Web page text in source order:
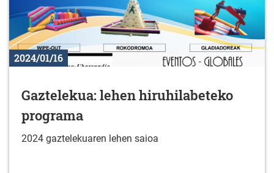
2024/01/16
Gaztelekua: lehen hiruhilabeteko
programa
2024 gaztelekuaren lehen saioa